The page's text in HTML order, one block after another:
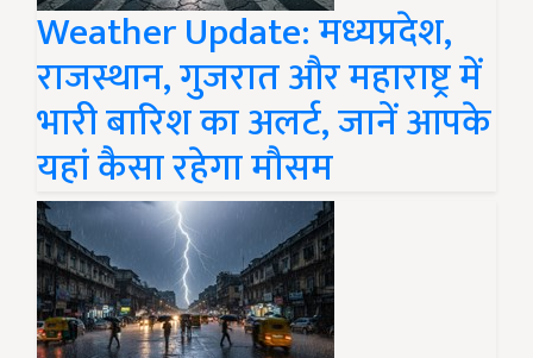
Weather Update: मध्यप्रदेश,
राजस्थान, गुजरात और महाराष्ट्र में
भारी बारिश का अलर्ट, जानें आपके
यहां कैसा रहेगा मौसम